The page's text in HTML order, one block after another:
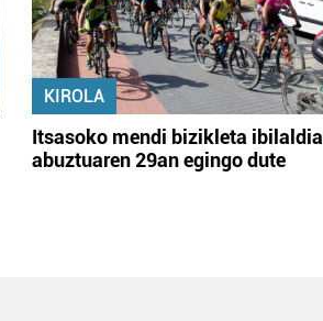
KIROLA
Itsasoko mendi bizikleta ibilaldia
abuztuaren 29an egingo dute